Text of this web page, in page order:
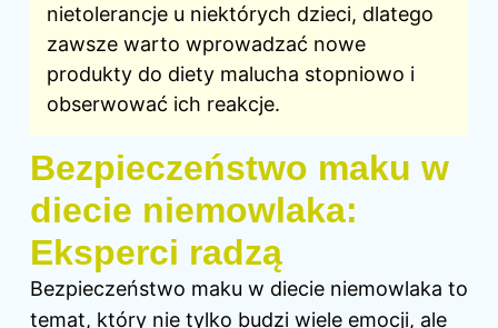
nietolerancje u niektórych dzieci, dlatego
zawsze warto wprowadzać nowe
produkty do diety malucha stopniowo i
obserwować ich reakcje.
Bezpieczeństwo maku w
diecie niemowlaka:
Eksperci radzą
Bezpieczeństwo maku w diecie niemowlaka to
temat, który nie tylko budzi wiele emocji, ale